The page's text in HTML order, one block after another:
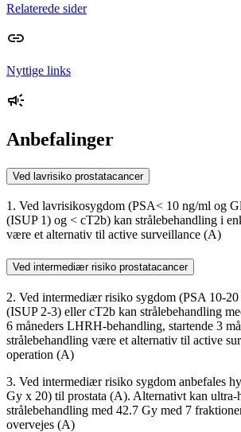
Relaterede sider
Nyttige links
Anbefalinger
Ved lavrisiko prostatacancer
1. Ved lavrisikosygdom (PSA< 10 ng/ml og
(ISUP 1) og < cT2b) kan strålebehandling i
være et alternativ til active surveillance (A)
Ved intermediær risiko prostatacancer
2. Ved intermediær risiko sygdom (PSA 10-
(ISUP 2-3) eller cT2b kan strålebehandling
6 måneders LHRH-behandling, startende 3
strålebehandling være et alternativ til active
operation (A)
3. Ved intermediær risiko sygdom anbefales
Gy x 20) til prostata (A). Alternativt kan ultra-
strålebehandling med 42.7 Gy med 7
overvejes (A)